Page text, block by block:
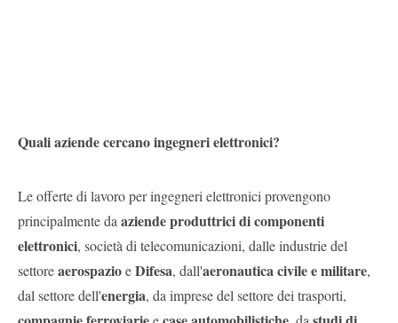
Quali aziende cercano ingegneri elettronici?
Le offerte di lavoro per ingegneri elettronici provengono
principalmente da aziende produttrici di componenti
elettronici, società di telecomunicazioni, dalle industrie del
settoreaerospazioeDifesa, dall'aeronautica civile e militare,
dal settore dell'energia, da imprese del settore dei trasporti,